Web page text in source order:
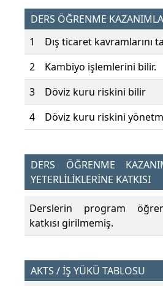
DERS ÖĞRENME
1
Dış ticaret kavramlarını
2
Kambiyo işlemlerini bilir.
3
Döviz kuru riskini bilir
4
Döviz kuru riskini
DERS ÖĞRENME
YETERLİLİKLERİNE KATKISI
Derslerin program
katkısı girilmemiş.
AKTS / İŞ YÜKÜ TABLOSU